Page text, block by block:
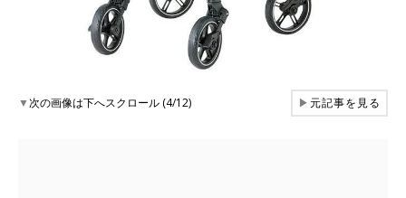
▼次の画像は下へスクロール (4/12) ▶元記事を見る